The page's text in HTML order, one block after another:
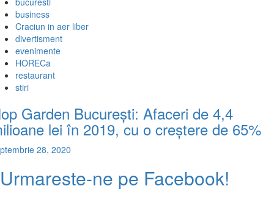
business
Craciun in aer liber
divertisment
evenimente
HORECa
restaurant
stiri
Garden București: Afaceri de 4,4
lei în 2019, cu o creștere de 65%
28, 2020
Urmareste-ne pe Facebook!